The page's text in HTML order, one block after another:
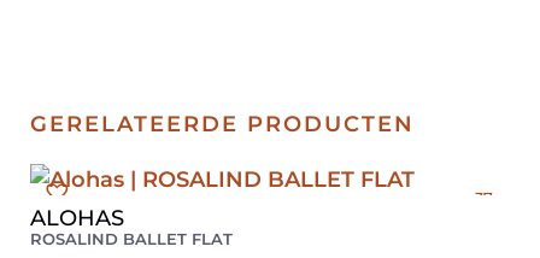
GERELATEERDE PRODUCTEN
ALOHAS
ROSALIND BALLET FLAT
37